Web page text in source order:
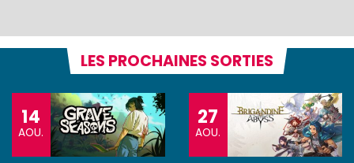
LES PROCHAINES SORTIES
14
AOU.
27
AOU.